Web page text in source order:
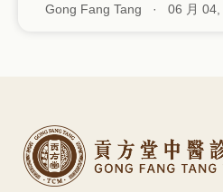
Gong Fang Tang · 06 月 04,